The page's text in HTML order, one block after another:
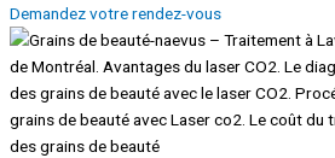
Demandez votre rendez-vous